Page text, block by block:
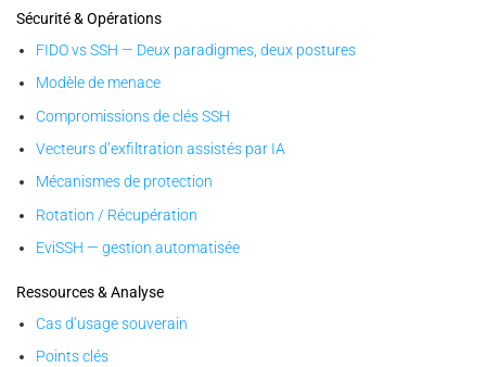
Sécurité & Opérations
FIDO vs SSH — Deux paradigmes, deux postures
Modèle de menace
Compromissions de clés SSH
Vecteurs d’exfiltration assistés par IA
Mécanismes de protection
Rotation / Récupération
EviSSH — gestion automatisée
Ressources & Analyse
Cas d’usage souverain
Points clés